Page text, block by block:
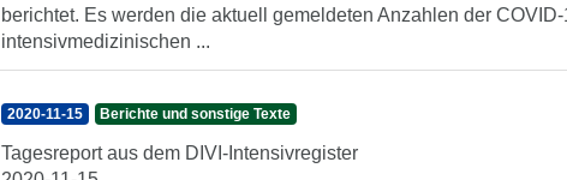
berichtet. Es werden die aktuell gemeldeten Anzahlen der
intensivmedizinischen ...
2020-11-15 Berichte und sonstige Texte
Tagesreport aus dem DIVI-Intensivregister